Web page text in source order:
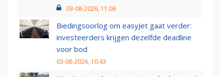
03-08-2026, 11:06
Biedingsoorlog om easyJet gaat verder:
investeerders krijgen dezelfde deadline
voor bod
03-08-2026, 10:43